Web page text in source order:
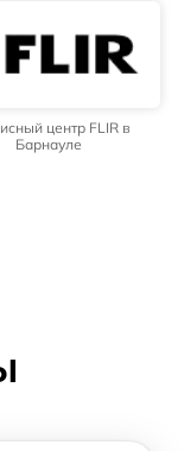
центр FLIR в
Барнауле